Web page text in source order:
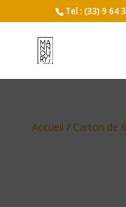
Tel : (33) 9 64
Accueil / Carton de 6